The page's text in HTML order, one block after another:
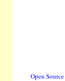
Open Source